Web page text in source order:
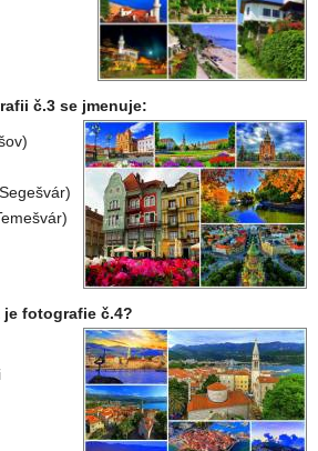
č.3 se jmenuje:
je fotografie č.4?